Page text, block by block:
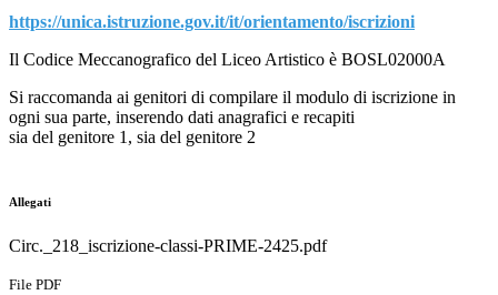
https://unica.istruzione.gov.it/it/orientamento/iscrizioni
Il Codice Meccanografico del Liceo Artistico è BOSL02000A
Si raccomanda ai genitori di compilare il modulo di iscrizione in
ogni sua parte, inserendo dati anagrafici e recapiti
sia del genitore 1, sia del genitore 2
Allegati
Circ._218_iscrizione-classi-PRIME-2425.pdf
File PDF